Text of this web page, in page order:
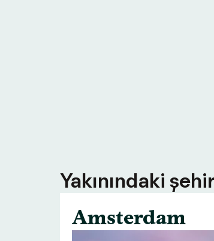
Yakınındaki
Amsterdam